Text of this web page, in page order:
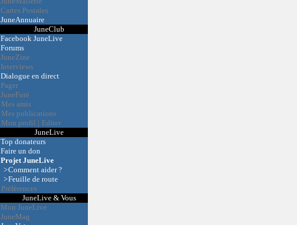
Cartes Postales
JuneAnnuaire
JuneClub
Facebook JuneLive
Forums
JuneZine
Interviews
Dialogue en direct
Pager
JuneFuté
Mes amis
Mes publications
Mon profil | Editer
JuneLive
Top donateurs
Faire un don
Projet JuneLive
>Comment aider ?
>Feuille de route
Préférences
JuneLive & Vous
Mon JuneLive
JuneMag